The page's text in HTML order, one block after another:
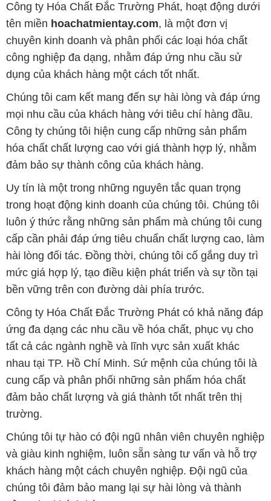
Công ty Hóa Chất Đắc Trường Phát, hoạt động dưới
tên miền hoachatmientay.com, là một đơn vị
chuyên kinh doanh và phân phối các loại hóa chất
công nghiệp đa dạng, nhằm đáp ứng nhu cầu sử
dụng của khách hàng một cách tốt nhất.
Chúng tôi cam kết mang đến sự hài lòng và đáp ứng
mọi nhu cầu của khách hàng với tiêu chí hàng đầu.
Công ty chúng tôi hiện cung cấp những sản phẩm
hóa chất chất lượng cao với giá thành hợp lý, nhằm
đảm bảo sự thành công của khách hàng.
Uy tín là một trong những nguyên tắc quan trọng
trong hoạt động kinh doanh của chúng tôi. Chúng tôi
luôn ý thức rằng những sản phẩm mà chúng tôi cung
cấp cần phải đáp ứng tiêu chuẩn chất lượng cao, làm
hài lòng đối tác. Đồng thời, chúng tôi cố gắng duy trì
mức giá hợp lý, tạo điều kiện phát triển và sự tồn tại
bền vững trên con đường dài phía trước.
Công ty Hóa Chất Đắc Trường Phát có khả năng đáp
ứng đa dạng các nhu cầu về hóa chất, phục vụ cho
tất cả các ngành nghề và lĩnh vực sản xuất khác
nhau tại TP. Hồ Chí Minh. Sứ mệnh của chúng tôi là
cung cấp và phân phối những sản phẩm hóa chất
đảm bảo chất lượng và giá thành tốt nhất trên thị
trường.
Chúng tôi tự hào có đội ngũ nhân viên chuyên nghiệp
và giàu kinh nghiệm, luôn sẵn sàng tư vấn và hỗ trợ
khách hàng một cách chuyên nghiệp. Đội ngũ của
chúng tôi đảm bảo mang lại sự hài lòng và thành